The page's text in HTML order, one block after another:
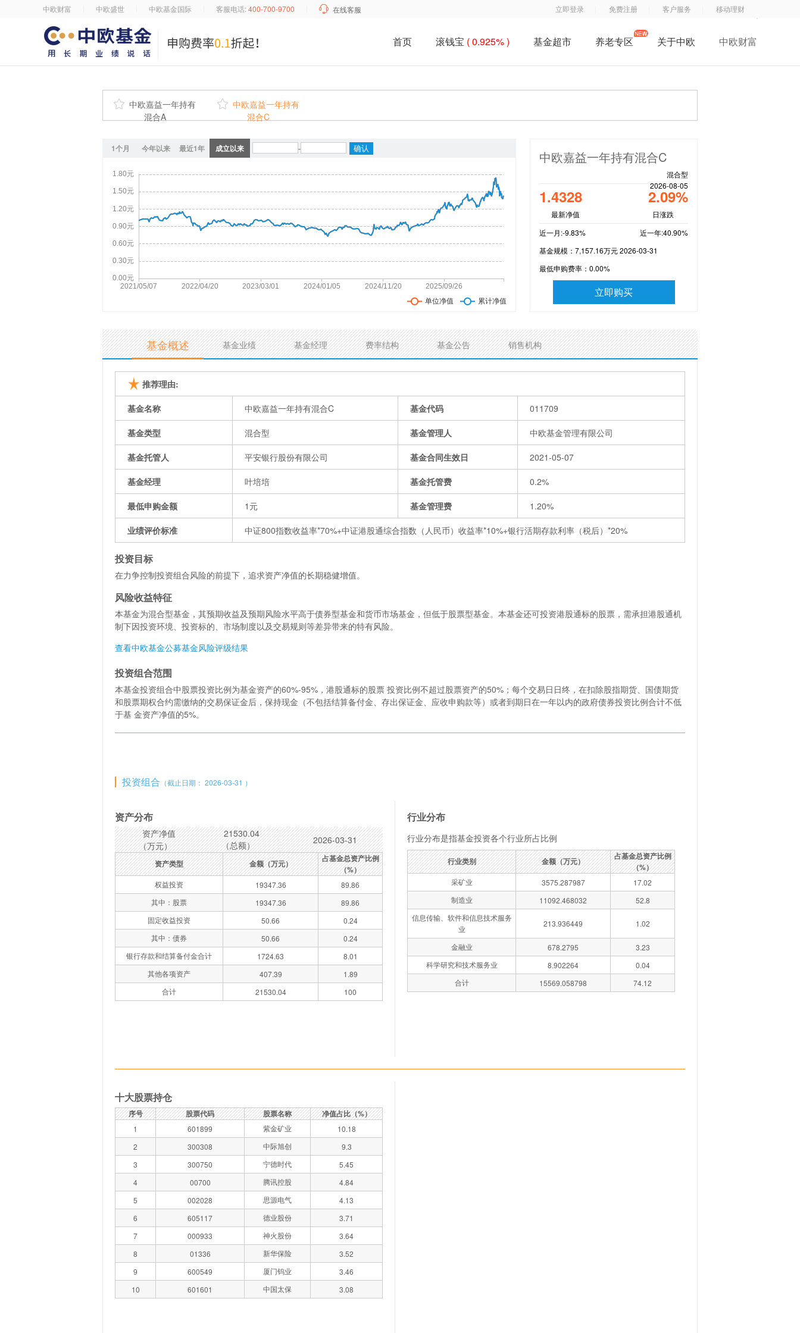
中欧财富 中欧盛世 中欧基金国际 客服电话:400-700-9700  在线客服 立即登录 免费注册 客户服务 移动理财
首页 滚钱宝 ( 0.925% ) 基金超市 养老专区 关于中欧
中欧子公司
中欧财富
 中欧嘉益一年持有
混合A
 中欧嘉益一年持有
混合C
1个月 今年以来 最近1年 成立以来 - 中欧嘉益一年持有混合C
混合型
2026-08-05
1.4328 2.09%
最新净值
日涨跌
近一月:-9.83%
近一年:40.90%
基金规模：7,157.16万元 2026-03-31
最低申购费率： 0.00%
立即购买
基金概述 基金业绩 基金经理 费率结构 基金公告 销售机构
推荐理由:
基金名称 中欧嘉益一年持有混合C 基金代码 011709
基金类型 混合型 基金管理人 中欧基金管理有限公司
基金托管人 平安银行股份有限公司 基金合同生效日 2021-05-07
基金经理 叶培培 基金托管费 0.2%
最低申购金额 1元 基金管理费 1.20%
业绩评价标准 中证800指数收益率*70%+中证港股通综合指数（人民币）收益率*10%+银行活期存款利率（税后）*20%
投资目标
在力争控制投资组合风险的前提下，追求资产净值的长期稳健增值。
风险收益特征
本基金为混合型基金，其预期收益及预期风险水平高于债券型基金和货币市场基金，但低于股票型基金。本基金还可投资港股通标的股票，需承担港股通机
制下因投资环境、投资标的、市场制度以及交易规则等差异带来的特有风险。
查看中欧基金公募基金风险评级结果
投资组合范围
本基金投资组合中股票投资比例为基金资产的60%-95%，港股通标的股票 投资比例不超过股票资产的50%；每个交易日日终，在扣除股指期货、国债期货
和股票期权合约需缴纳的交易保证金后，保持现金（不包括结算备付金、存出保证金、应收申购款等）或者到期日在一年以内的政府债券投资比例合计不低
于基 金资产净值的5%。
投资组合 （截止日期： 2026-03-31 ）
资产分布
资产净值
（万元）
21530.04
（总额）
2026-03-31
资产类型 金额（万元）
占基金总资产比例
（%）
权益投资 19347.36
89.86
其中：股票
19347.36
89.86
固定收益投资
50.66
0.24
其中：债券
50.66
0.24
银行存款和结算备付金合计
1724.63
8.01
其他各项资产
407.39
1.89
合计
21530.04 100
行业分布
行业分布是指基金投资各个行业所占比例
行业类别 金额（万元）
占基金总资产比例
（%）
采矿业 3575.287987
17.02
制造业
11092.468032
52.8
信息传输、软件和信息技术服务
业
213.936449 1.02
金融业 678.2795
3.23
科学研究和技术服务业
8.902264
0.04
合计
15569.058798 74.12
十大股票持仓
序号 股票代码 股票名称 净值占比（%）
1 601899 紫金矿业
10.18
2
300308 中际旭创
9.3
3
300750 宁德时代
5.45
4
00700 腾讯控股
4.84
5
002028 思源电气
4.13
6
605117 德业股份
3.71
7
000933 神火股份
3.64
8
01336 新华保险
3.52
9
600549 厦门钨业
3.46
10
601601 中国太保 3.08